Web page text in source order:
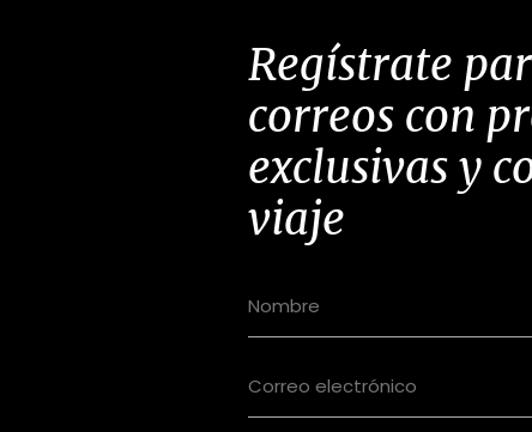
Regístrate
correos con
exclusivas y
viaje